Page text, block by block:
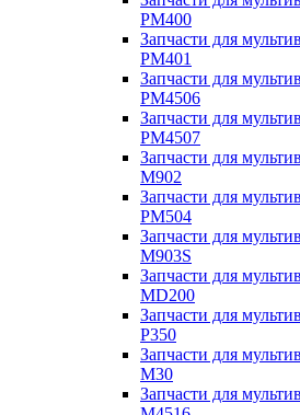
PM400
Запчасти для
PM401
Запчасти для
PM4506
Запчасти для
PM4507
Запчасти для
M902
Запчасти для
PM504
Запчасти для
M903S
Запчасти для
MD200
Запчасти для
P350
Запчасти для
M30
Запчасти для